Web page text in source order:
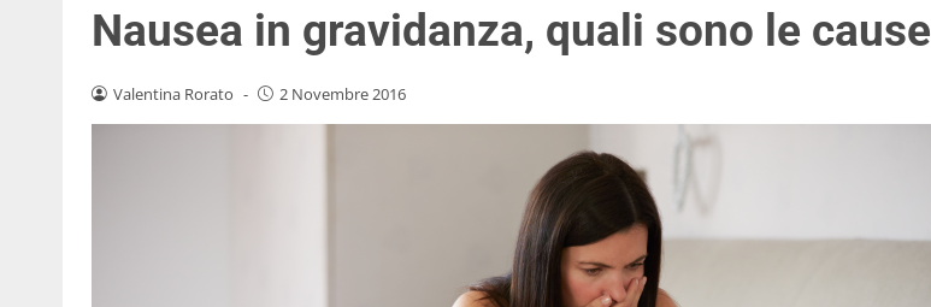
Nausea in gravidanza, quali sono le cause
Valentina Rorato - 2 Novembre 2016